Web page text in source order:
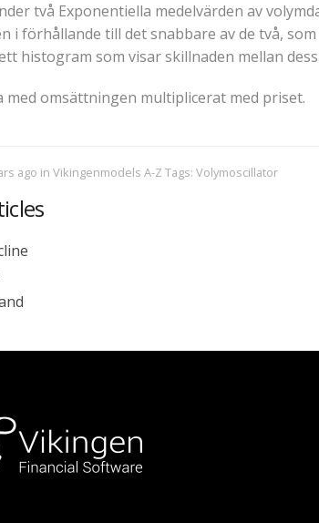
två Exponentiella medelvärden av
i förhållande till det snabbare av de två,
histogram som visar skillnaden mellan
med omsättningen multiplicerat med priset.
ago in Vikingenmodels A-Z Tags: Volymoscillator